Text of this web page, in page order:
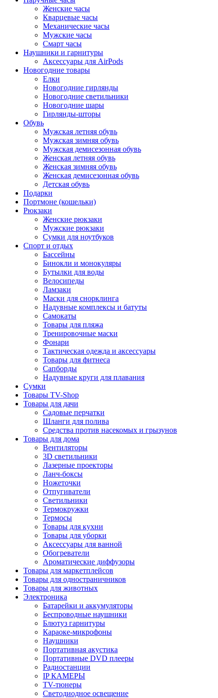
Женские часы
Кварцевые часы
Механические часы
Мужские часы
Смарт часы
Наушники и гарнитуры
Аксессуары для AirPods
Новогодние товары
Елки
Новогодние гирлянды
Новогодние светильники
Новогодние шары
Гирлянды-шторы
Обувь
Мужская летняя обувь
Мужская зимняя обувь
Мужская демисезонная обувь
Женская летняя обувь
Женская зимняя обувь
Женская демисезонная обувь
Детская обувь
Подарки
Портмоне (кошельки)
Рюкзаки
Женские рюкзаки
Мужские рюкзаки
Сумки для ноутбуков
Спорт и отдых
Бассейны
Бинокли и монокуляры
Бутылки для воды
Велосипеды
Ламзаки
Маски для снорклинга
Надувные комплексы и батуты
Самокаты
Товары для пляжа
Тренировочные маски
Фонари
Тактическая одежда и аксессуары
Товары для фитнеса
Сапборды
Надувные круги для плавания
Сумки
Товары TV-Shop
Товары для дачи
Садовые перчатки
Шланги для полива
Средства против насекомых и грызунов
Товары для дома
Вентиляторы
3D светильники
Лазерные проекторы
Ланч-боксы
Ножеточки
Отпугиватели
Светильники
Термокружки
Термосы
Товары для кухни
Товары для уборки
Аксессуары для ванной
Обогреватели
Ароматические диффузоры
Товары для маркетплейсов
Товары для одностраничников
Товары для животных
Электроника
Батарейки и аккумуляторы
Беспроводные наушники
Блютуз гарнитуры
Караоке-микрофоны
Наушники
Портативная акустика
Портативные DVD плееры
Радиостанции
IP КАМЕРЫ
TV-тюнеры
Светодиодное освещение